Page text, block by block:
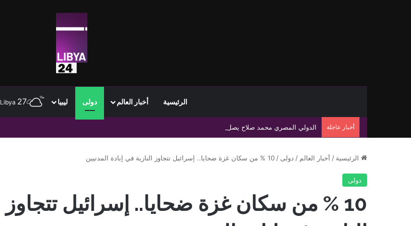
الرئيسية أخبار العالم دولى ليبيا Libya 27
أخبار عاجلة الدولي المصري محمد صلاح يصل تركيا تمهيدًا لإتمام انتقاله إلى طرابزون سبور وسط استقبال جماهيري واسع
الرئيسية / أخبار العالم / دولى / 10 % من سكان غزة ضحايا.. إسرائيل تتجاوز النازية في إبادة المدنيين
دولى
10 % من سكان غزة ضحايا.. إسرائيل تتجاوز